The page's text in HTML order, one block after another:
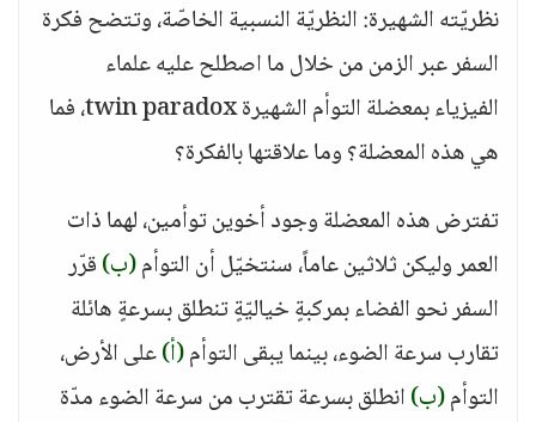
نظريّته الشهيرة: النظريّة النسبية الخاصّة، وتتضح فكرة
السفر عبر الزمن من خلال ما اصطلح عليه علماء
الفيزياء بمعضلة التوأم الشهيرة twin paradox، فما
هي هذه المعضلة؟ وما علاقتها بالفكرة؟
تفترض هذه المعضلة وجود أخوين توأمين، لهما ذات
العمر وليكن ثلاثين عاماً، سنتخيّل أن التوأم(ب)قرّر
السفر نحو الفضاء بمركبةٍ خياليّةٍ تنطلق بسرعةٍ هائلة
تقارب سرعة الضوء، بينما يبقى التوأم(أ)على الأرض،
التوأم(ب)انطلق بسرعة تقترب من سرعة الضوء مدّة